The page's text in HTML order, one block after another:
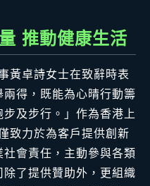
推動健康生活
黃卓詩女士在致辭時表
得，既能為心晴行動籌
及步行。」作為香港上
致力於為客戶提供創新
會責任，主動參與各類
了提供贊助外，更組織